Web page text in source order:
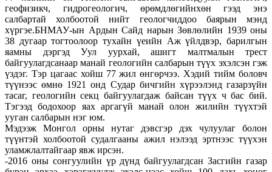
геофизикч, гидрогеологич, өрөмдлөгийнхөн гээд энэ
салбартай холбоотой нийт геологчиддоо баярын мэнд
хүргэе.БНМАУ-ын Ардын Сайд нарын Зөвлөлийн 1939 оны
38 дугаар тогтоолоор тухайн үеийн Аж үйлдвэр, барилгын
яамны дэргэд Уул уурхай, ашигт малтмалын трест
байгуулагдсанаар манай геологийн салбарын түүх эхэлсэн гэж
үздэг. Тэр цагаас хойш 77 жил өнгөрчээ. Хэдий тийм боловч
түүнээс өмнө 1921 онд Судар бичгийн хүрээлэнд газарзүйн
тасаг, геологийн секц байгуулагдаж байсан түүх ч бас бий.
Тэгээд бодохоор яах аргагүй манай олон жилийн түүхтэй
ууган салбарын нэг юм.
Мэдээж Монгол орны нутаг дэвсгэр дэх чулуулаг болон
түүнтэй холбоотой судалгааны ажил нэлээд эртнээс түүхэн
уламжлалтайгаар явж ирсэн.
-2016 оны сонгуулийн үр дүнд байгуулагдсан Засгийн газар